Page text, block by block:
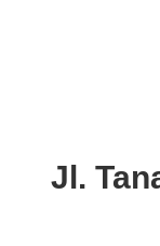
Jl.